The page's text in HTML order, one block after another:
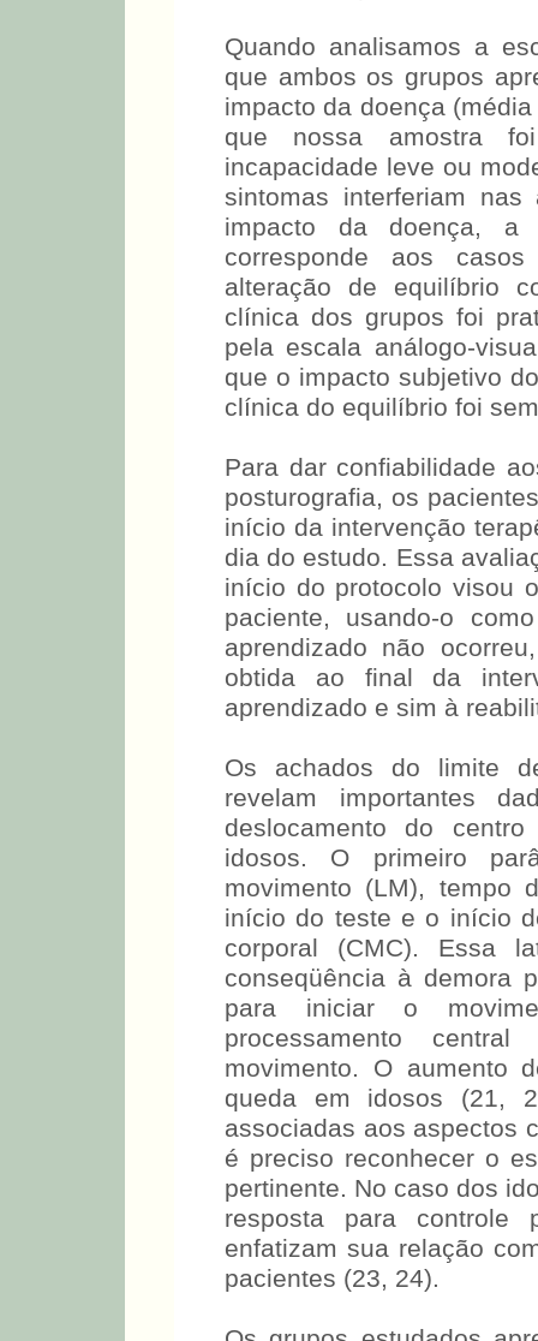
Quando analisamos a
que ambos os grupos
impacto da doença
que nossa amostra
incapacidade leve ou
sintomas interferiam
impacto da doença, a
corresponde aos
alteração de equilíbrio
clínica dos grupos foi
pela escala análogo-
que o impacto subjetivo
clínica do equilíbrio foi
Para dar confiabilidade
posturografia, os
início da intervenção
dia do estudo. Essa
início do protocolo visou
paciente, usando-o
aprendizado não
obtida ao final da
aprendizado e sim à
Os achados do limite
revelam importantes
deslocamento do
idosos. O primeiro
movimento (LM), tempo
início do teste e o início
corporal (CMC). Essa
conseqüência à demora
para iniciar o
processamento
movimento. O aumento
queda em idosos (21,
associadas aos aspectos
é preciso reconhecer o
pertinente. No caso dos
resposta para
enfatizam sua relação
pacientes (23, 24).